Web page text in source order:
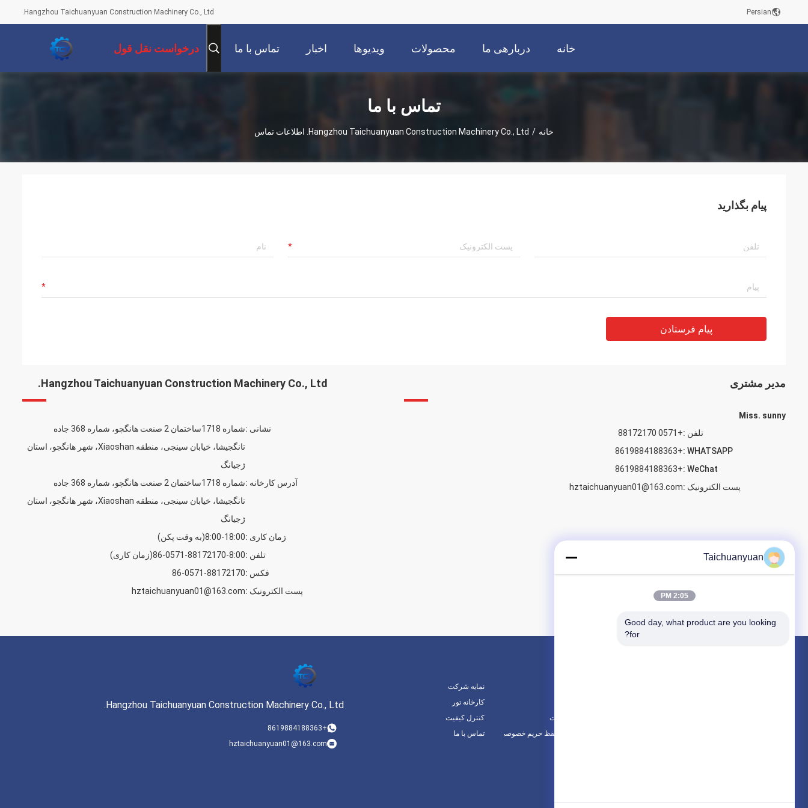
Hangzhou Taichuanyuan Construction Machinery Co., Ltd. Persian
خانه دربارهی ما محصولات ویدیوها اخبار تماس با ما درخواست نقل قول
تماس با ما
خانه / Hangzhou Taichuanyuan Construction Machinery Co., Ltd. اطلاعات تماس
پیام بگذارید
پیام فرستادن
Hangzhou Taichuanyuan Construction Machinery Co., Ltd.
نشانی :
شماره 1718ساختمان 2 صنعت هانگچو، شماره 368 جاده
تانگجیشا، خیابان سینجی، منطقه Xiaoshan، شهر هانگجو، استان
ژجیانگ
آدرس کارخانه :
شماره 1718ساختمان 2 صنعت هانگچو، شماره 368 جاده
تانگجیشا، خیابان سینجی، منطقه Xiaoshan، شهر هانگجو، استان
ژجیانگ
زمان کاری :8:00-18:00(به وقت پکن)
تلفن :86-0571-88172170-8:00(زمان کاری)
فکس :86-0571-88172170
پست الکترونیک :hztaichuanyuan01@163.com
مدیر مشتری
Miss. sunny
تلفن :+0571 88172170
WHATSAPP :
+8619884188363
WeChat :
+8619884188363
پست الکترونیک :hztaichuanyuan01@163.com
Hangzhou Taichuanyuan Construction Machinery Co., Ltd.
+8619884188363
hztaichuanyuan01@163.com
نمایه شرکت
کارخانه تور
کنترل کیفیت
تماس با ما
نقشه سایت
سیاست حفظ حریم خصوصی
Taichuanyuan
2:05 PM
Good day, what product are you looking
for?